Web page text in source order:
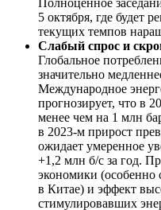
5 октября, где будет
текущих темпов
Слабый спрос и
Глобальное
значительно
Международное
прогнозирует, что в
менее чем на 1 млн
в 2023-м прирост
ожидает умеренное
+1,2 млн б/с за год.
экономики
в Китае) и эффект
стимулировавших